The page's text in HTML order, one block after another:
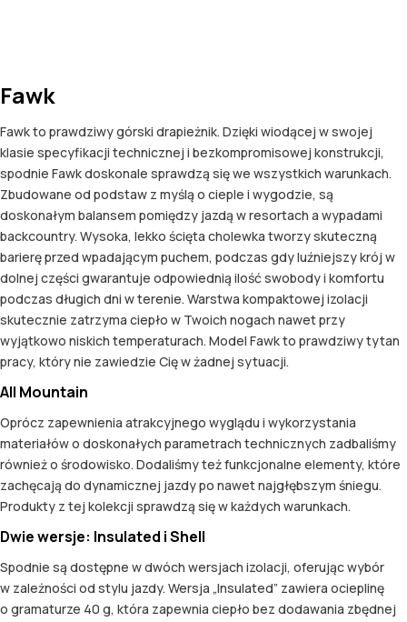
Fawk
Fawk to prawdziwy górski drapieżnik. Dzięki wiodącej w swojej
klasie specyfikacji technicznej i bezkompromisowej konstrukcji,
spodnie Fawk doskonale sprawdzą się we wszystkich warunkach.
Zbudowane od podstaw z myślą o cieple i wygodzie, są
doskonałym balansem pomiędzy jazdą w resortach a wypadami
backcountry. Wysoka, lekko ścięta cholewka tworzy skuteczną
barierę przed wpadającym puchem, podczas gdy luźniejszy krój w
dolnej części gwarantuje odpowiednią ilość swobody i komfortu
podczas długich dni w terenie. Warstwa kompaktowej izolacji
skutecznie zatrzyma ciepło w Twoich nogach nawet przy
wyjątkowo niskich temperaturach. Model Fawk to prawdziwy tytan
pracy, który nie zawiedzie Cię w żadnej sytuacji.
All Mountain
Oprócz zapewnienia atrakcyjnego wyglądu i wykorzystania
materiałów o doskonałych parametrach technicznych zadbaliśmy
również o środowisko. Dodaliśmy też funkcjonalne elementy, które
zachęcają do dynamicznej jazdy po nawet najgłębszym śniegu.
Produkty z tej kolekcji sprawdzą się w każdych warunkach.
Dwie wersje: Insulated i Shell
Spodnie są dostępne w dwóch wersjach izolacji, oferując wybór
w zależności od stylu jazdy. Wersja „Insulated” zawiera ocieplinę
o gramaturze 40 g, która zapewnia ciepło bez dodawania zbędnej